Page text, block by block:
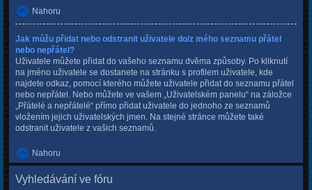
Nahoru
Jak můžu přidat nebo odstranit uživatele do/z mého seznamu přátel
nebo nepřátel?
Uživatele můžete přidat do vašeho seznamu dvěma způsoby. Po kliknutí
na jméno uživatele se dostanete na stránku s profilem uživatele, kde
najdete odkaz, pomocí kterého můžete uživatele přidat do seznamu přátel
nebo nepřátel. Nebo můžete ve vašem „Uživatelském panelu“ na záložce
„Přátelé a nepřátelé“ přímo přidat uživatele do jednoho ze seznamů
vložením jejich uživatelských jmen. Na stejné stránce můžete také
odstranit uživatele z vašich seznamů.
Nahoru
Vyhledávání ve fóru